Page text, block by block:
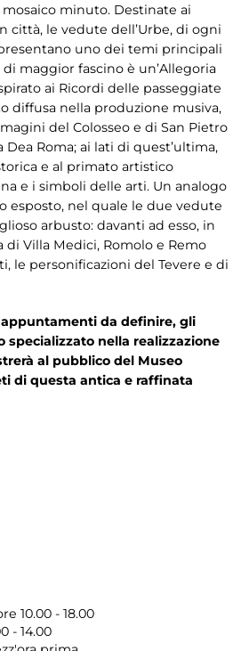
minuto. Destinate ai
città, le vedute dell’Urbe, di ogni
uno dei temi principali
maggior fascino è un’Allegoria
ai Ricordi delle passeggiate
diffusa nella produzione musiva,
del Colosseo e di San Pietro
Roma; ai lati di quest’ultima,
e al primato artistico
e i simboli delle arti. Un analogo
esposto, nel quale le due vedute
arbusto: davanti ad esso, in
di Villa Medici, Romolo e Remo
le personificazioni del Tevere e di
da definire, gli
nella realizzazione
al pubblico del Museo
di questa antica e raffinata
10.00 - 18.00
- 14.00